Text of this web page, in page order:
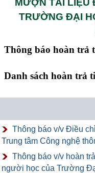
MƯỢN TÀI LIỆU
TRƯỜNG ĐẠI
Thông báo hoàn trả
Danh sách hoàn trả
Thông báo v/v Điều
Trung tâm Công nghệ
Thông báo v/v hoàn
người học của Trường